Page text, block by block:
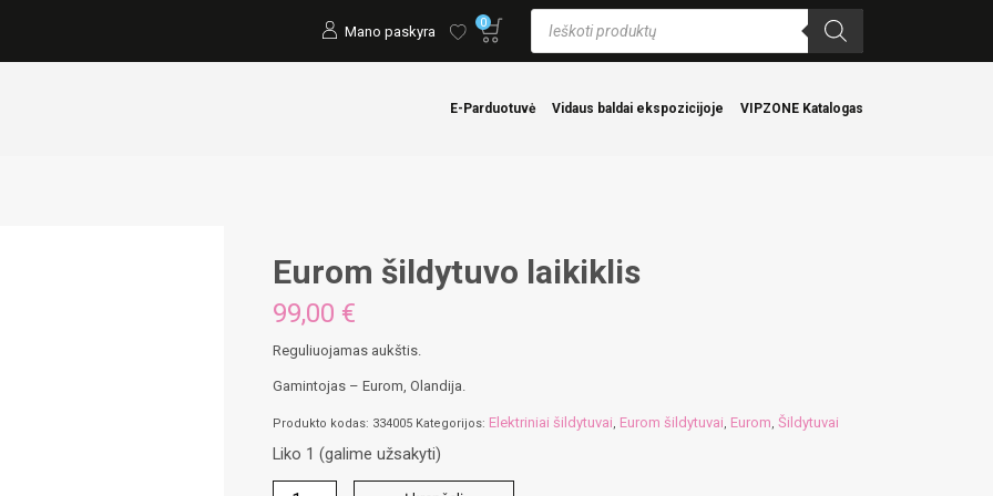
Mano paskyra 0
Products
search
E-Parduotuvė Vidaus baldai ekspozicijoje VIPZONE Katalogas
Eurom šildytuvo laikiklis
99,00 €
Reguliuojamas aukštis.
Gamintojas – Eurom, Olandija.
Produkto kodas: 334005 Kategorijos: Elektriniai šildytuvai, Eurom šildytuvai, Eurom,Šildytuvai
Liko 1 (galime užsakyti)